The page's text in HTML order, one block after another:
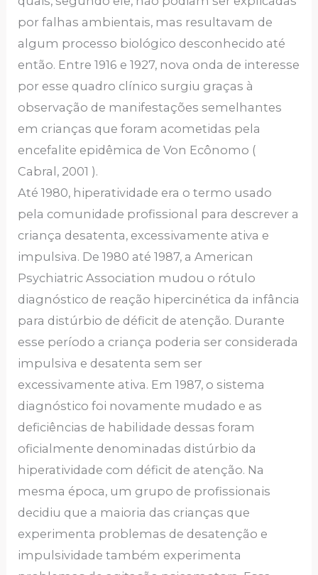
por falhas ambientais, mas resultavam de
algum processo biológico desconhecido até
então. Entre 1916 e 1927, nova onda de interesse
por esse quadro clínico surgiu graças à
observação de manifestações semelhantes
em crianças que foram acometidas pela
encefalite epidêmica de Von Ecônomo (
Cabral, 2001 ).
Até 1980, hiperatividade era o termo usado
pela comunidade profissional para descrever a
criança desatenta, excessivamente ativa e
impulsiva. De 1980 até 1987, a American
Psychiatric Association mudou o rótulo
diagnóstico de reação hipercinética da infância
para distúrbio de déficit de atenção. Durante
esse período a criança poderia ser considerada
impulsiva e desatenta sem ser
excessivamente ativa. Em 1987, o sistema
diagnóstico foi novamente mudado e as
deficiências de habilidade dessas foram
oficialmente denominadas distúrbio da
hiperatividade com déficit de atenção. Na
mesma época, um grupo de profissionais
decidiu que a maioria das crianças que
experimenta problemas de desatenção e
impulsividade também experimenta